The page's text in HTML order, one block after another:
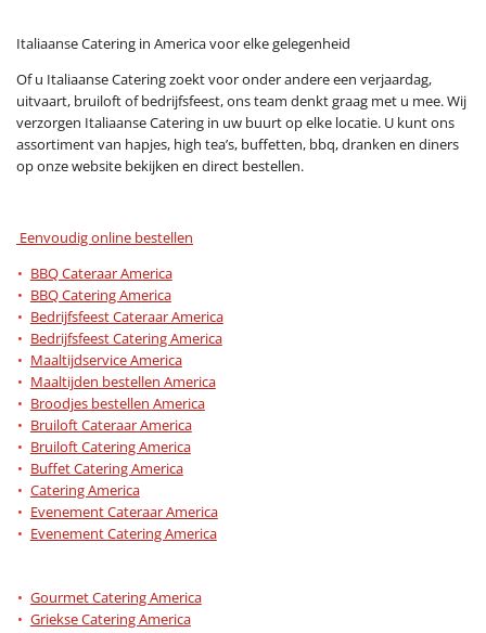
Italiaanse Catering in America voor elke gelegenheid
Of u Italiaanse Catering zoekt voor onder andere een verjaardag,
uitvaart, bruiloft of bedrijfsfeest, ons team denkt graag met u mee. Wij
verzorgen Italiaanse Catering in uw buurt op elke locatie. U kunt ons
assortiment van hapjes, high tea’s, buffetten, bbq, dranken en diners
op onze website bekijken en direct bestellen.
Eenvoudig online bestellen
BBQ Cateraar America
BBQ Catering America
Bedrijfsfeest Cateraar America
Bedrijfsfeest Catering America
Maaltijdservice America
Maaltijden bestellen America
Broodjes bestellen America
Bruiloft Cateraar America
Bruiloft Catering America
Buffet Catering America
Catering America
Evenement Cateraar America
Evenement Catering America
Gourmet Catering America
Griekse Catering America